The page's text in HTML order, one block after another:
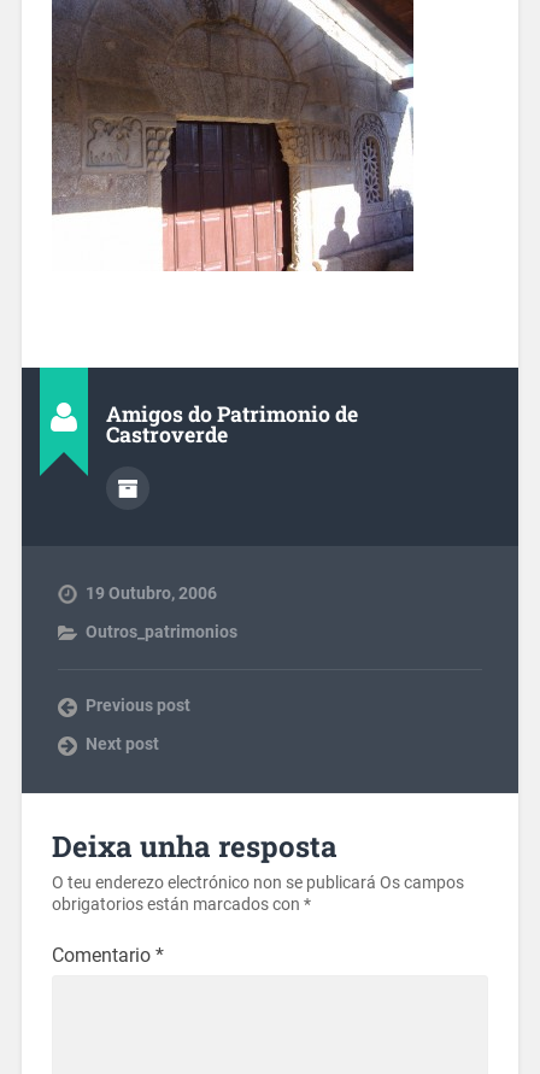
Amigos do Patrimonio de
Castroverde
19 Outubro, 2006
Outros_patrimonios
Previous post
Next post
Deixa unha resposta
O teu enderezo electrónico non se publicará Os campos
obrigatorios están marcados con *
Comentario *